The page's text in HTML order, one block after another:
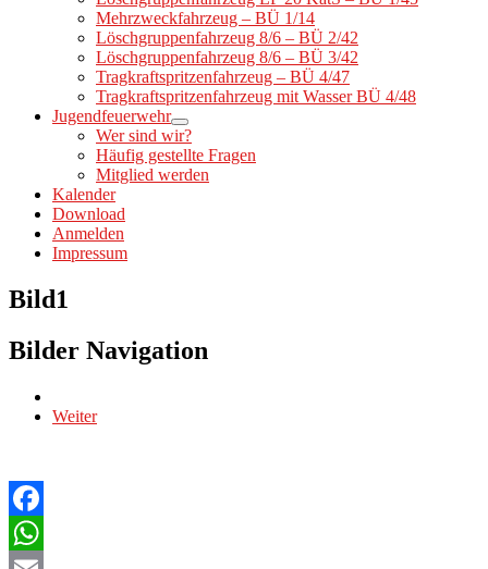
Mehrzweckfahrzeug – BÜ 1/14
Löschgruppenfahrzeug 8/6 – BÜ 2/42
Löschgruppenfahrzeug 8/6 – BÜ 3/42
Tragkraftspritzenfahrzeug – BÜ 4/47
Tragkraftspritzenfahrzeug mit Wasser BÜ 4/48
Jugendfeuerwehr
Wer sind wir?
Häufig gestellte Fragen
Mitglied werden
Kalender
Download
Anmelden
Impressum
Bild1
Bilder Navigation
Weiter
Facebook